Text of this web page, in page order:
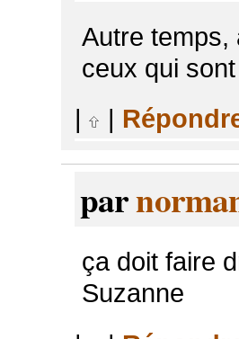
Autre temps,
ceux qui
|
|
par
ça doit faire
Suzanne